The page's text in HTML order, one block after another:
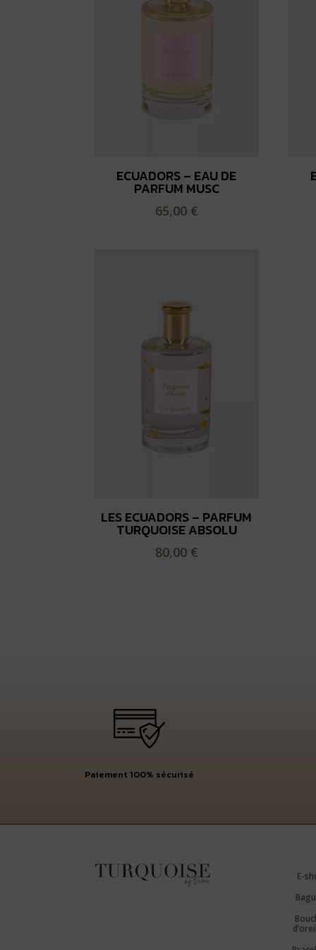
ECUADORS – EAU DE
PARFUM MUSC
65,00 €
LES ECUADORS – PARFUM
TURQUOISE ABSOLU
80,00 €
Paiement 100% sécurisé
E-